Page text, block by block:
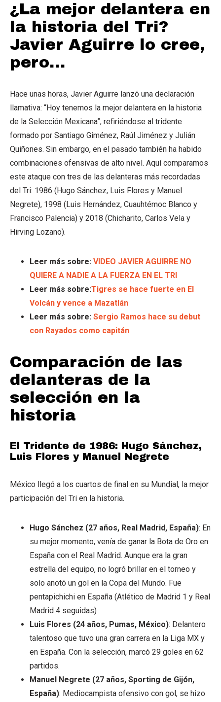
¿La mejor delantera en
la historia del Tri?
Javier Aguirre lo cree,
pero…
Hace unas horas, Javier Aguirre lanzó una declaración
llamativa: “Hoy tenemos la mejor delantera en la historia
de la Selección Mexicana”, refiriéndose al tridente
formado por Santiago Giménez, Raúl Jiménez y Julián
Quiñones. Sin embargo, en el pasado también ha habido
combinaciones ofensivas de alto nivel. Aquí comparamos
este ataque con tres de las delanteras más recordadas
del Tri: 1986 (Hugo Sánchez, Luis Flores y Manuel
Negrete), 1998 (Luis Hernández, Cuauhtémoc Blanco y
Francisco Palencia) y 2018 (Chicharito, Carlos Vela y
Hirving Lozano).
Leer más sobre: VIDEO JAVIER AGUIRRE NO
QUIERE A NADIE A LA FUERZA EN EL TRI
Leer más sobre:Tigres se hace fuerte en El
Volcán y vence a Mazatlán
Leer más sobre: Sergio Ramos hace su debut
con Rayados como capitán
Comparación de las
delanteras de la
selección en la
historia
El Tridente de 1986: Hugo Sánchez,
Luis Flores y Manuel Negrete
México llegó a los cuartos de final en su Mundial, la mejor
participación del Tri en la historia.
Hugo Sánchez (27 años, Real Madrid, España): En
su mejor momento, venía de ganar la Bota de Oro en
España con el Real Madrid. Aunque era la gran
estrella del equipo, no logró brillar en el torneo y
solo anotó un gol en la Copa del Mundo. Fue
pentapichichi en España (Atlético de Madrid 1 y Real
Madrid 4 seguidas)
Luis Flores (24 años, Pumas, México): Delantero
talentoso que tuvo una gran carrera en la Liga MX y
en España. Con la selección, marcó 29 goles en 62
partidos.
Manuel Negrete (27 años, Sporting de Gijón,
España): Mediocampista ofensivo con gol, se hizo